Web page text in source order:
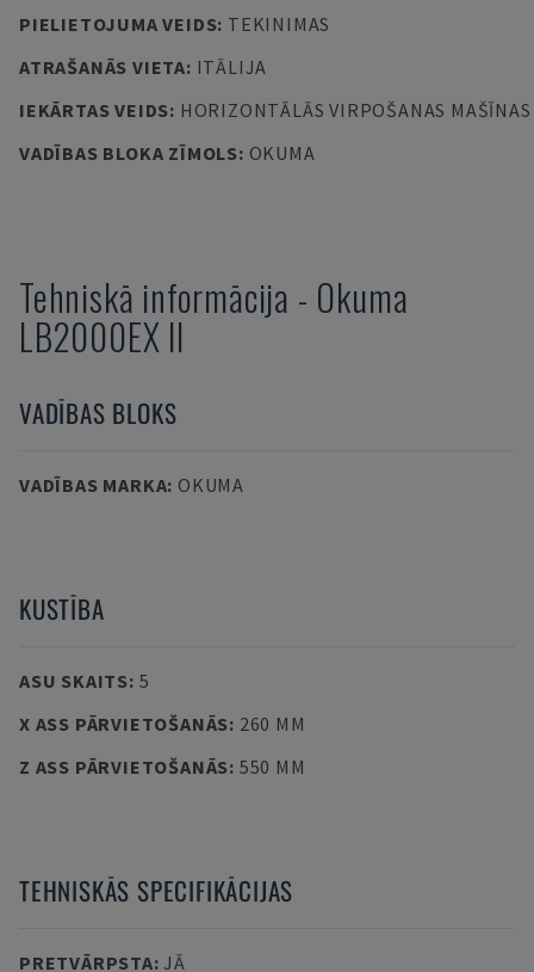
PIELIETOJUMA VEIDS: TEKINIMAS
ATRAŠANĀS VIETA: ITĀLIJA
IEKĀRTAS VEIDS: HORIZONTĀLĀS VIRPOŠANAS MAŠĪNAS
VADĪBAS BLOKA ZĪMOLS: OKUMA
Tehniskā informācija - Okuma
LB2000EX II
VADĪBAS BLOKS
VADĪBAS MARKA: OKUMA
KUSTĪBA
ASU SKAITS: 5
X ASS PĀRVIETOŠANĀS: 260 MM
Z ASS PĀRVIETOŠANĀS: 550 MM
TEHNISKĀS SPECIFIKĀCIJAS
PRETVĀRPSTA:JĀ